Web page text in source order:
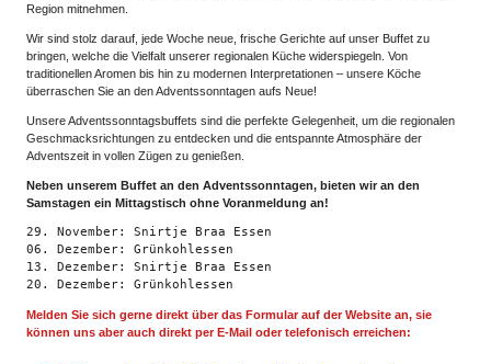
Region mitnehmen.
Wir sind stolz darauf, jede Woche neue, frische Gerichte auf unser Buffet zu
bringen, welche die Vielfalt unserer regionalen Küche widerspiegeln. Von
traditionellen Aromen bis hin zu modernen Interpretationen – unsere Köche
überraschen Sie an den Adventssonntagen aufs Neue!
Unsere Adventssonntagsbuffets sind die perfekte Gelegenheit, um die regionalen
Geschmacksrichtungen zu entdecken und die entspannte Atmosphäre der
Adventszeit in vollen Zügen zu genießen.
Neben unserem Buffet an den Adventssonntagen, bieten wir an den
Samstagen ein Mittagstisch ohne Voranmeldung an!
29. November: Snirtje Braa Essen
06. Dezember: Grünkohlessen
13. Dezember: Snirtje Braa Essen
20. Dezember: Grünkohlessen
Melden Sie sich gerne direkt über das Formular auf der Website an, sie
können uns aber auch direkt per E-Mail oder telefonisch erreichen: